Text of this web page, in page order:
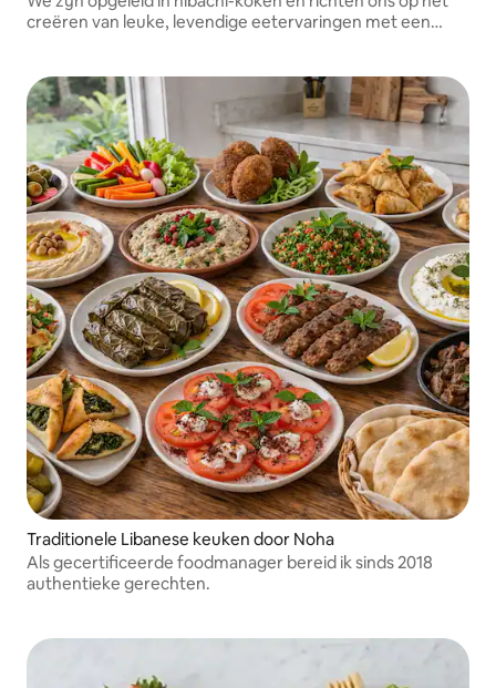
creëren van leuke, levendige eetervaringen met een
Traditionele Libanese keuken door Noha
Als gecertificeerde foodmanager bereid ik sinds 2018
authentieke gerechten.